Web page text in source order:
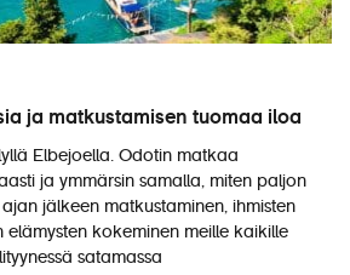
ja matkustamisen tuomaa iloa
Elbejoella. Odotin matkaa
ja ymmärsin samalla, miten paljon
jälkeen matkustaminen, ihmisten
elämysten kokeminen meille kaikille
satamassa